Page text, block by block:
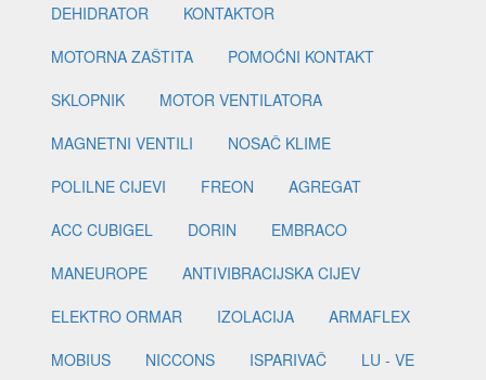
DEHIDRATOR
KONTAKTOR
MOTORNA ZAŠTITA
POMOĆNI KONTAKT
SKLOPNIK
MOTOR VENTILATORA
MAGNETNI VENTILI
NOSAČ KLIME
POLILNE CIJEVI
FREON
AGREGAT
ACC CUBIGEL
DORIN
EMBRACO
MANEUROPE
ANTIVIBRACIJSKA CIJEV
ELEKTRO ORMAR
IZOLACIJA
ARMAFLEX
MOBIUS
NICCONS ISPARIVAČ
LU - VE